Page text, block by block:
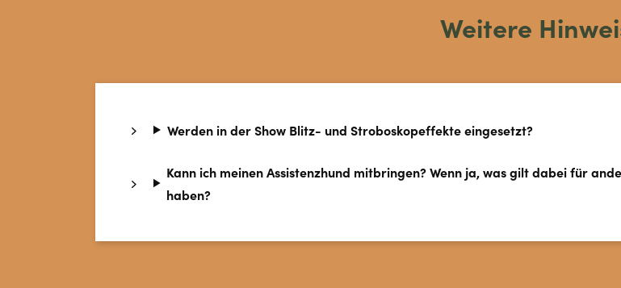
Weitere
Werden in der Show Blitz- und Stroboskopeffekte eingesetzt?
Kann ich meinen Assistenzhund mitbringen? Wenn ja, was gilt dabei für
haben?